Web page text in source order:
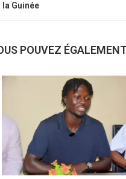
la Guinée
POUVEZ